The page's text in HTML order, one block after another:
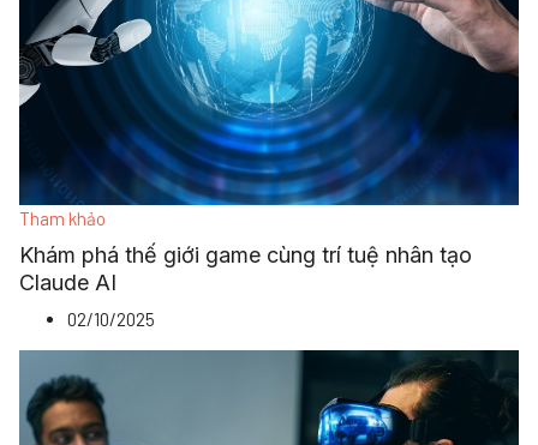
Tham khảo
Khám phá thế giới game cùng trí tuệ nhân tạo
Claude AI
02/10/2025